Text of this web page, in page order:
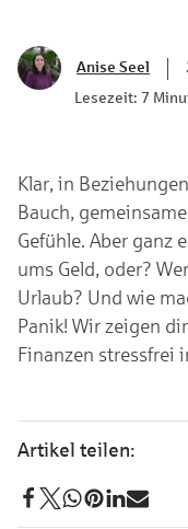
Anise Seel
Lesezeit: 7
Klar, in
Bauch,
Gefühle. Aber ganz
ums Geld, oder?
Urlaub? Und wie
Panik! Wir zeigen
Finanzen stressfrei